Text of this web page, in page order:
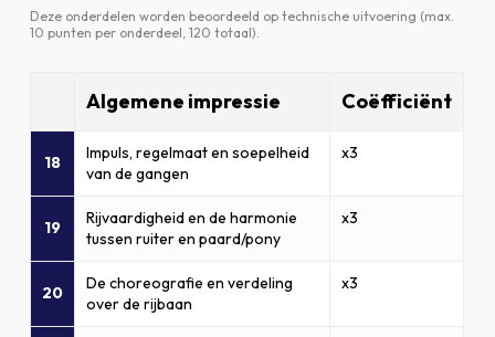
Deze onderdelen worden beoordeeld op technische uitvoering (max.
10 punten per onderdeel, 120 totaal).
Algemene impressie Coëfficiënt
18
Impuls, regelmaat en soepelheid
van de gangen
x3
19
Rijvaardigheid en de harmonie
tussen ruiter en paard/pony
x3
20
De choreografie en verdeling
over de rijbaan
x3